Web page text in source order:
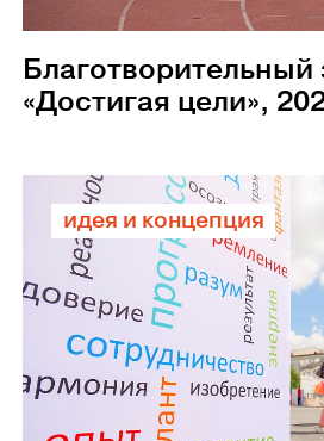
Благотворительный
«Достигая цели»,
идея и концепция